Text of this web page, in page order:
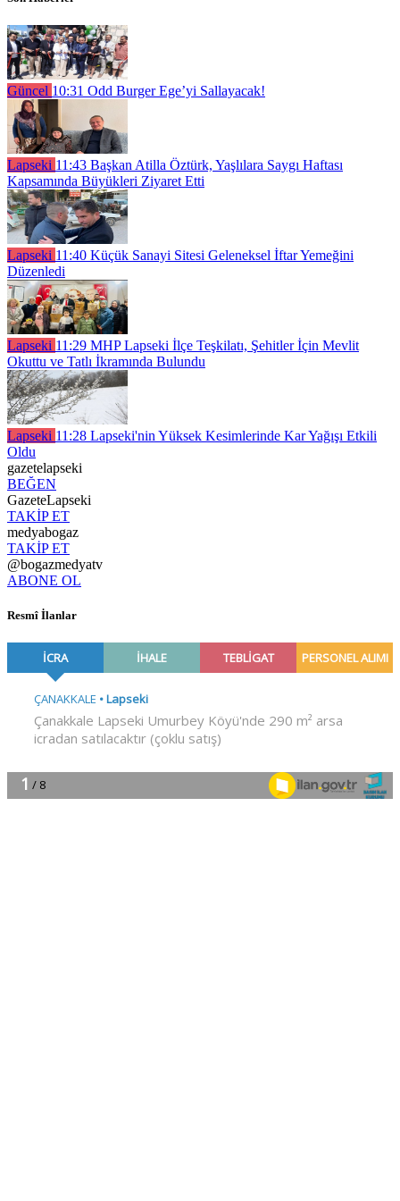
Güncel 10:31 Odd Burger Ege’yi Sallayacak!
Lapseki 11:43 Başkan Atilla Öztürk, Yaşlılara Saygı Haftası
Kapsamında Büyükleri Ziyaret Etti
Lapseki 11:40 Küçük Sanayi Sitesi Geleneksel İftar Yemeğini
Düzenledi
Lapseki 11:29 MHP Lapseki İlçe Teşkilatı, Şehitler İçin Mevlit
Okuttu ve Tatlı İkramında Bulundu
Lapseki 11:28 Lapseki'nin Yüksek Kesimlerinde Kar Yağışı Etkili
Oldu
gazetelapseki
BEĞEN
GazeteLapseki
TAKİP ET
medyabogaz
TAKİP ET
@bogazmedyatv
ABONE OL
Resmî İlanlar